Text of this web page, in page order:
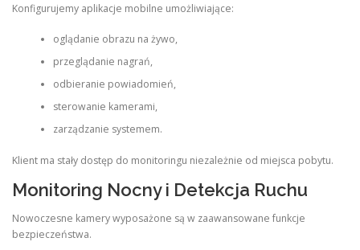
Konfigurujemy aplikacje mobilne umożliwiające:
oglądanie obrazu na żywo,
przeglądanie nagrań,
odbieranie powiadomień,
sterowanie kamerami,
zarządzanie systemem.
Klient ma stały dostęp do monitoringu niezależnie od miejsca pobytu.
Monitoring Nocny i Detekcja Ruchu
Nowoczesne kamery wyposażone są w zaawansowane funkcje
bezpieczeństwa.